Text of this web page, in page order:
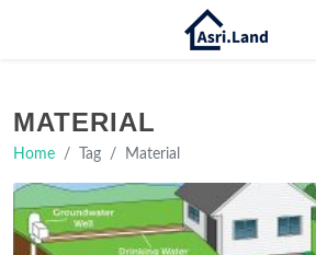
MATERIAL
Home Tag Material